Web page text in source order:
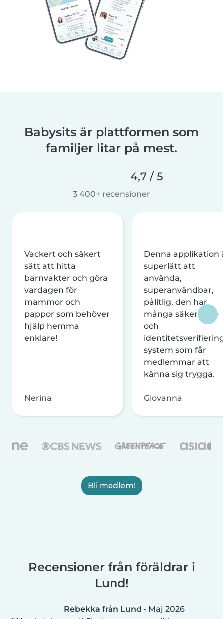
Babysits är plattformen som
familjer litar på mest.
4,7 / 5
3 400+ recensioner
Vackert och säkert
sätt att hitta
barnvakter och göra
vardagen för
mammor och
pappor som behöver
hjälp hemma
enklare!
Nerina
Denna applikation
superlätt att
använda,
superanvändbar,
pålitlig, den har
många säkerhets-
och
system som får
medlemmar att
känna sig trygga.
Giovanna
Bli medlem!
Recensioner från föräldrar i
Lund!
Rebekka från Lund • Maj 2026